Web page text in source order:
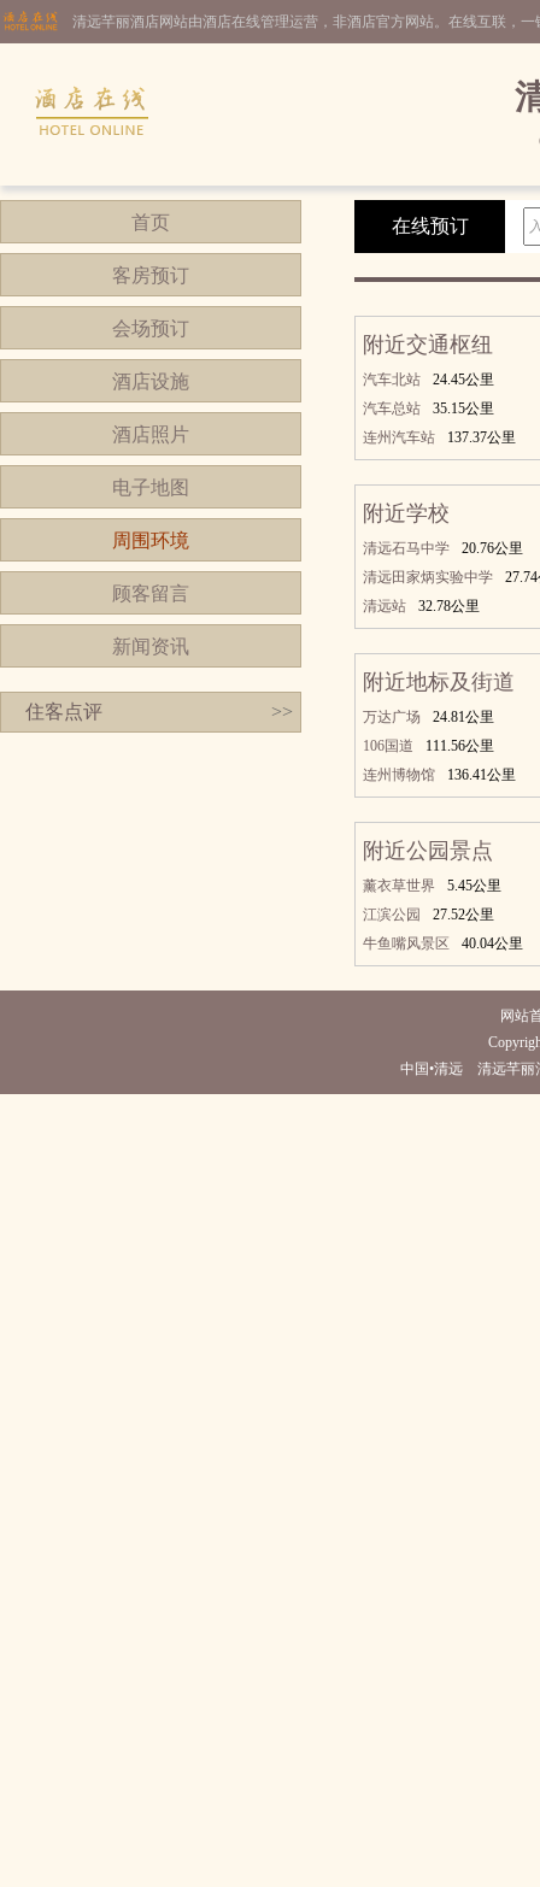
清远芊丽酒店网站由酒店在线管理运营，非酒店官方网站。在线互联，
首页
客房预订
会场预订
酒店设施
酒店照片
电子地图
周围环境
顾客留言
新闻资讯
住客点评 >>
在线预订
附近交通枢纽
汽车北站
24.45公里
汽车总站
35.15公里
连州汽车站
137.37公里
附近学校
清远石马中学
20.76公里
清远田家炳实验中学
清远站
32.78公里
附近地标及街道
万达广场
24.81公里
106国道
111.56公里
连州博物馆
136.41公里
附近公园景点
薰衣草世界
5.45公里
江滨公园
27.52公里
牛鱼嘴风景区
40.04公里
网站
中国•清远 清远芊丽